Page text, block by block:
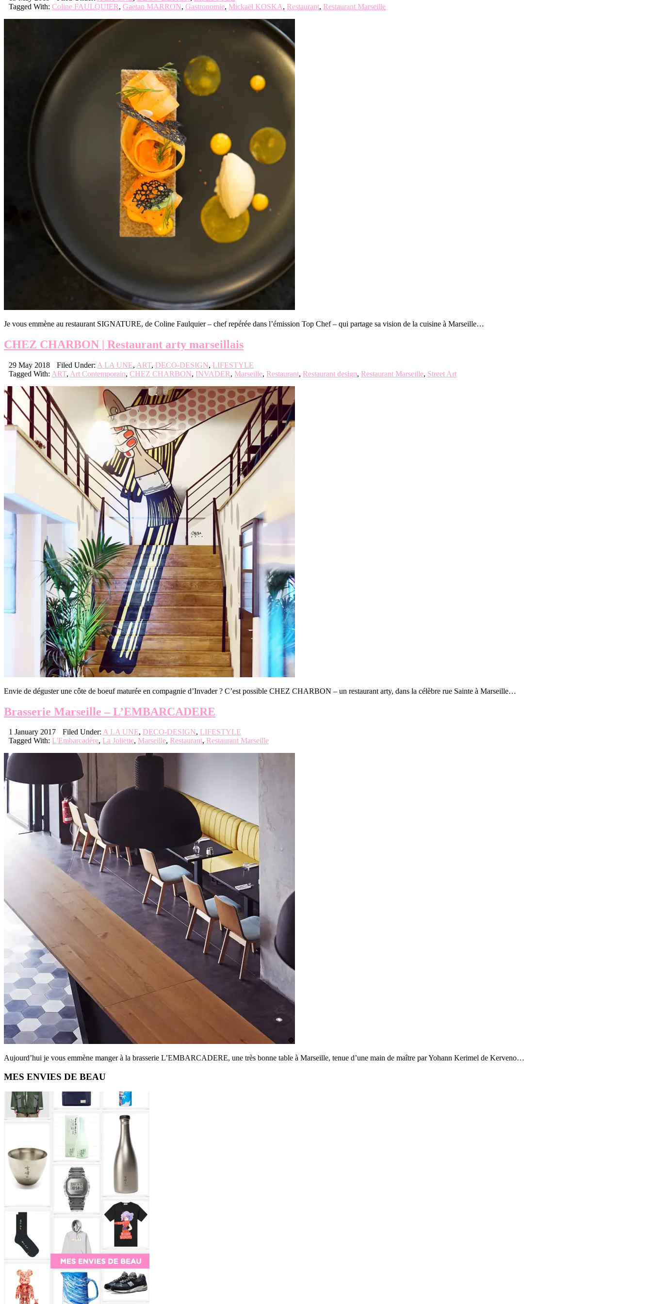
Tagged With: Coline FAULQUIER, Gaetan MARRON, Gastronomie, Mickaël KOSKA, Restaurant, Restaurant Marseille
Je vous emmène au restaurant SIGNATURE, de Coline Faulquier – chef repérée dans l’émission Top Chef – qui partage sa vision de la cuisine à Marseille…
CHEZ CHARBON | Restaurant arty marseillais
29 May 2018 Filed Under: A LA UNE, ART, DECO-DESIGN, LIFESTYLE
Tagged With: ART, Art Contemporain, CHEZ CHARBON, INVADER, Marseille, Restaurant, Restaurant design, Restaurant Marseille, Street Art
Envie de déguster une côte de boeuf maturée en compagnie d’Invader ? C’est possible CHEZ CHARBON – un restaurant arty, dans la célèbre rue Sainte à Marseille…
Brasserie Marseille – L’EMBARCADERE
1 January 2017 Filed Under: A LA UNE, DECO-DESIGN, LIFESTYLE
Tagged With: L'Embarcadère, La Joliette, Marseille, Restaurant, Restaurant Marseille
Aujourd’hui je vous emmène manger à la brasserie L’EMBARCADERE, une très bonne table à Marseille, tenue d’une main de maître par Yohann Kerimel de Kerveno…
Primary
Sidebar
MES ENVIES DE BEAU